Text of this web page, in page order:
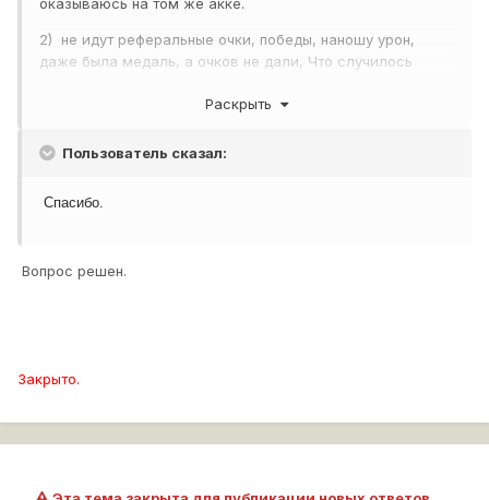
оказываюсь на том же акке.
2) не идут реферальные очки, победы, наношу урон,
даже была медаль, а очков не дали, Что случилось
Раскрыть
Пользователь сказал:
Спасибо.
Вопрос решен.
Закрыто.